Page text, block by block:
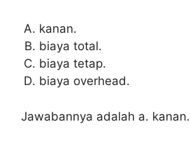
kanan.
biaya total.
biaya tetap.
biaya overhead.
Jawabannya adalah a. kanan.